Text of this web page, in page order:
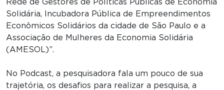
Rede de Gestores de Políticas Públicas de Economia
Solidária, Incubadora Pública de Empreendimentos
Econômicos Solidários da cidade de São Paulo e a
Associação de Mulheres da Economia Solidária
(AMESOL)”.
No Podcast, a pesquisadora fala um pouco de sua
trajetória, os desafios para realizar a pesquisa, a